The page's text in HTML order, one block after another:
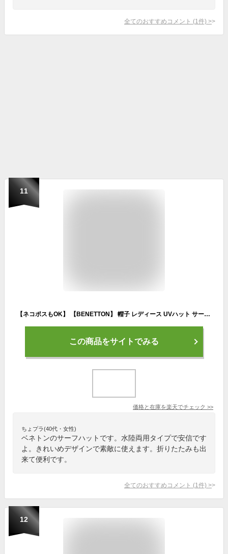
全てのおすすめコメント (1 件) >
11
【ネコポスもOK】 【BENETTON】 帽子 レディース UVハット サーフハット ボーダー 折りたたみ ひも付き 水陸両用 ワイヤー UVカット UPF50+ ポケッタブルハット サファリハット
この商品をサイトでみる
価格と在庫を楽天でチェック >>
ちょプラ(40代・女性)
ベネトンのサーフハットです。水陸両用タイプで安信です
よ。きれいめデザインで素敵に使えます。折りたたみも出
来て便利です。
全てのおすすめコメント (1 件) >
12